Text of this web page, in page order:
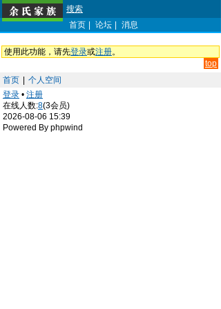
搜索
首页
论坛 消息
使用此功能，请先登录或注册。
top
首页
个人空间
登录 • 注册
在线人数:8(3会员)
2026-08-06 15:39
Powered By phpwind